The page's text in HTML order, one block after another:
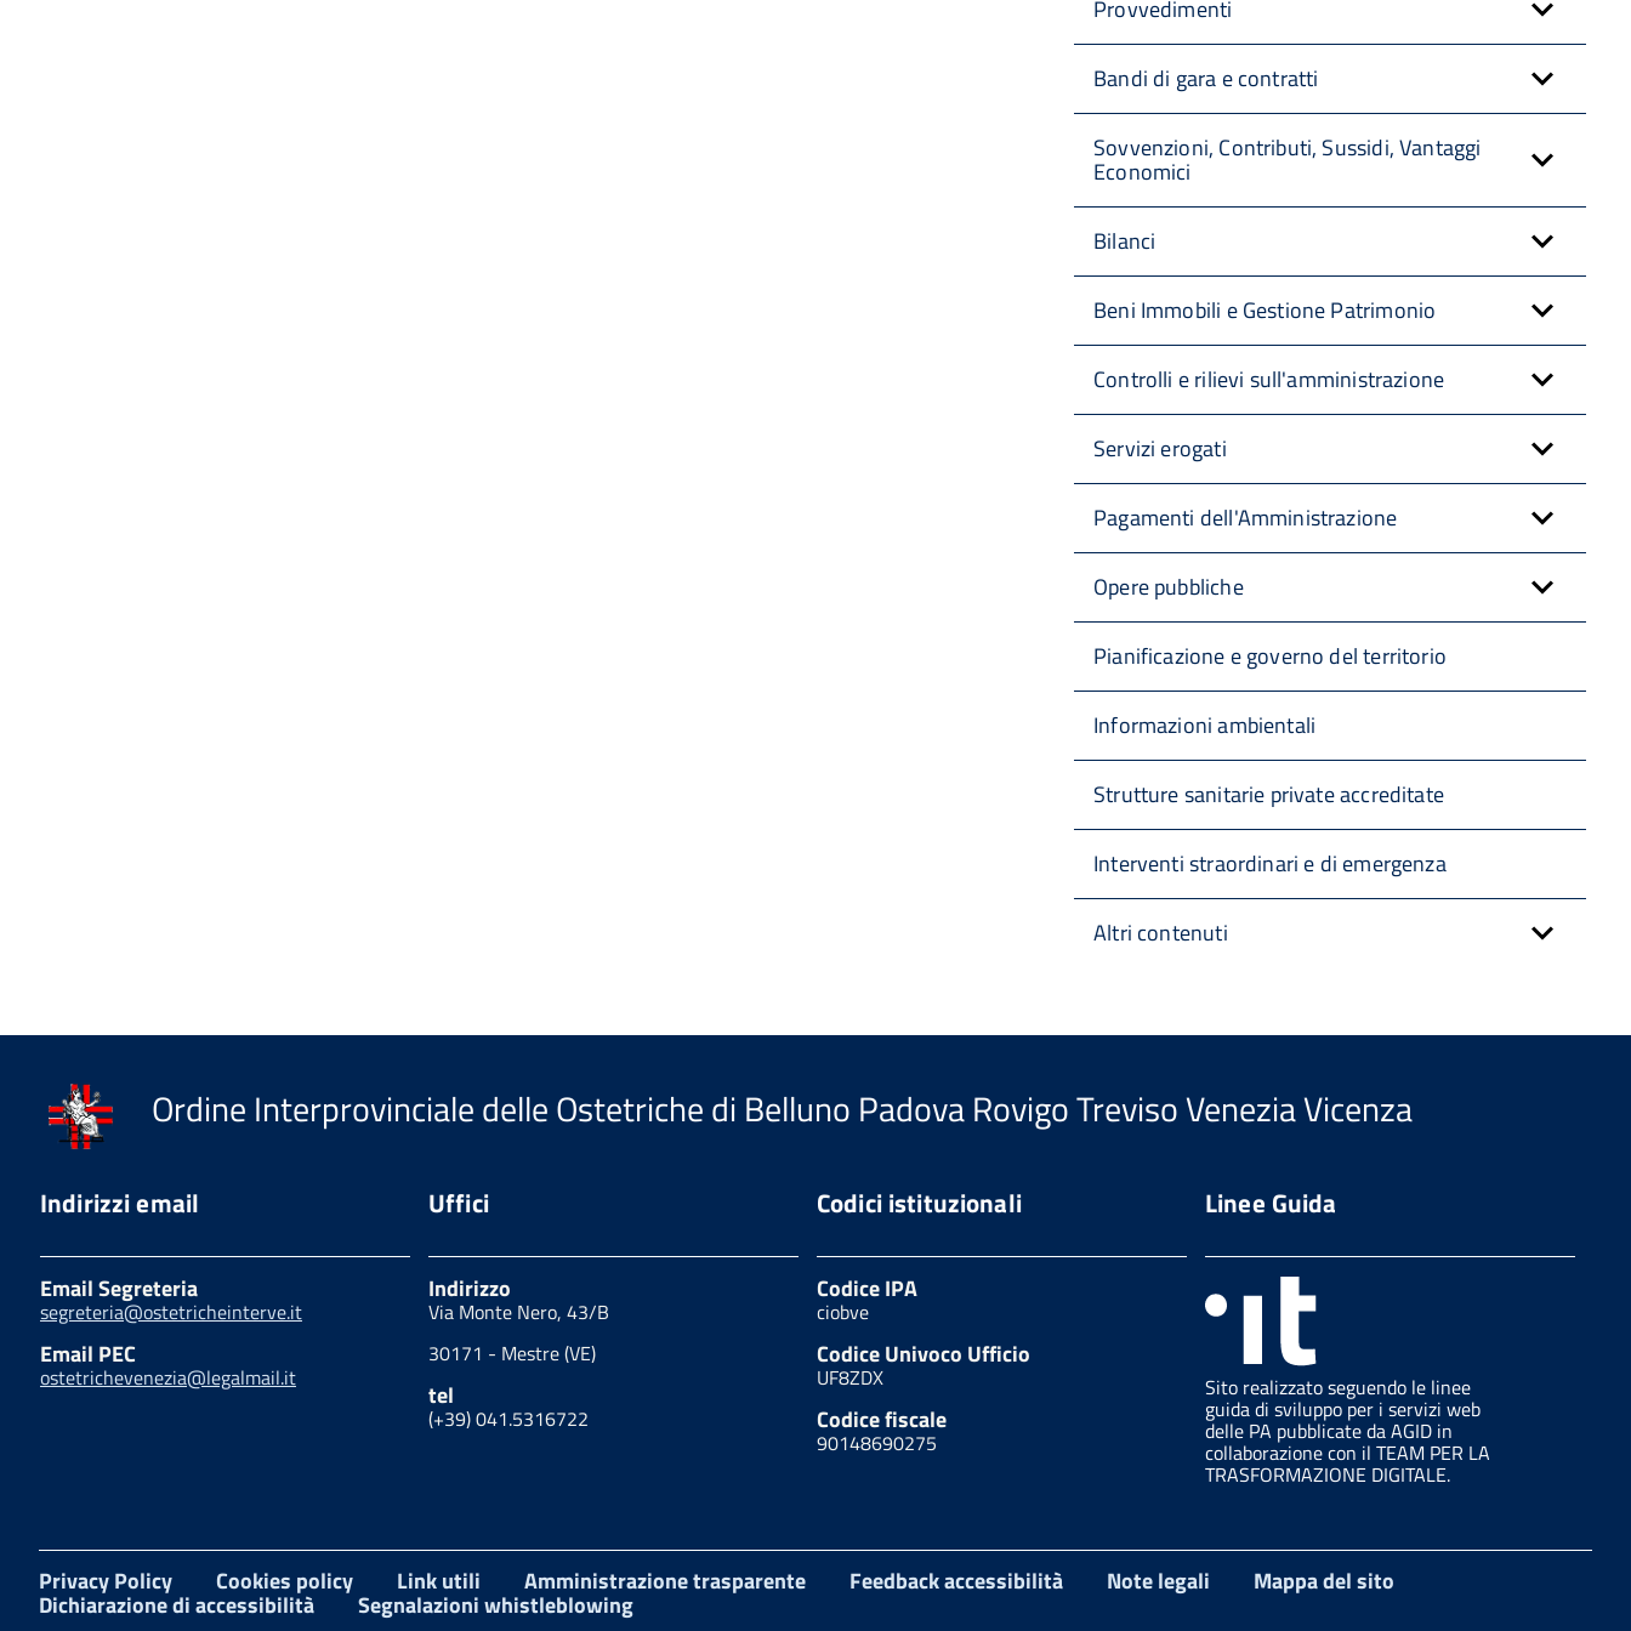
Provvedimenti
Bandi di gara e contratti
Sovvenzioni, Contributi, Sussidi, Vantaggi
Economici
Bilanci
Beni Immobili e Gestione Patrimonio
Controlli e rilievi sull'amministrazione
Servizi erogati
Pagamenti dell'Amministrazione
Opere pubbliche
Pianificazione e governo del territorio
Informazioni ambientali
Strutture sanitarie private accreditate
Interventi straordinari e di emergenza
Altri contenuti
Ordine Interprovinciale delle Ostetriche di Belluno Padova Rovigo Treviso Venezia Vicenza
Indirizzi email
Email Segreteria
segreteria@ostetricheinterve.it
Email PEC
ostetrichevenezia@legalmail.it
Uffici
Indirizzo
Via Monte Nero, 43/B
30171 - Mestre (VE)
tel
(+39) 041.5316722
Codici istituzionali
Codice IPA
ciobve
Codice Univoco Ufficio
UF8ZDX
Codice fiscale
90148690275
Linee Guida
Sito realizzato seguendo le linee
guida di sviluppo per i servizi web
delle PA pubblicate da AGID in
collaborazione con il TEAM PER LA
TRASFORMAZIONE DIGITALE.
Privacy Policy Cookies policy Link utili Amministrazione trasparente Feedback accessibilità Note legali Mappa del sito
Dichiarazione di accessibilità Segnalazioni whistleblowing